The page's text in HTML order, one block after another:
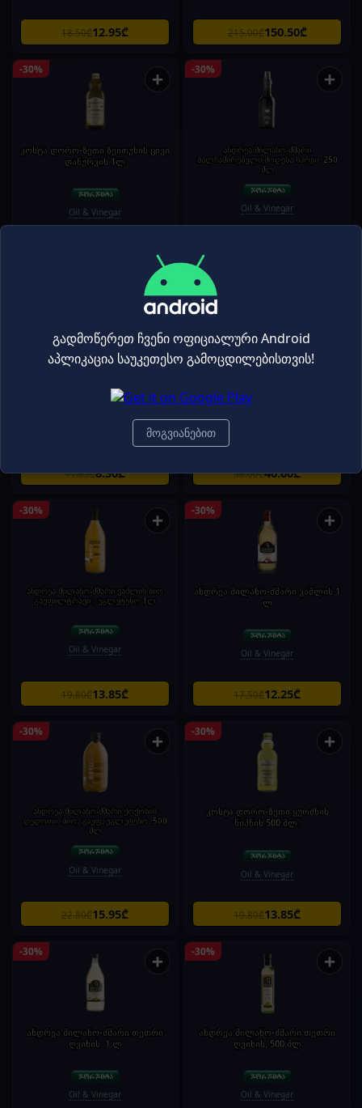
18.50₾12.95₾ 215.00₾150.50₾
-30% +
კოსტა დორო-ზეთი ზეითუნის ცივი
დაწურვის.1ლ
Oil & Vinegar
-30% +
ანდრეა მილანო-ძმარი
ბალზამირებული მოდენა სპრეი. 250
მლ
Oil & Vinegar
+
ანდრეა მილანო-ძმარი ბრინჯის
11.85₾8.30₾
-30%
იეს ორგანიკ-ზეითუნის ზეთი ბიო
58.00₾40.60₾
-30% +
ანდრეა მილანო-ძმარი ვაშლის ბიო
გაუფილტრავი , უგლუტენო 1ლ
Oil & Vinegar
19.80₾13.85₾
-30% +
ანდრეა მილანო-ძმარი ვაშლის 1
ლ
Oil & Vinegar
17.50₾12.25₾
-30% +
ანდრეა მილანო-ძმარი ქოქოსის
დედოთი. ბიო, გაუფ, უგლუტენო. 500
მლ
Oil & Vinegar
22.80₾15.95₾
-30% +
კოსტა დორო-ზეთი ყურძნის
წიპწის 500 მლ.
Oil & Vinegar
19.80₾13.85₾
-30% +
ანდრეა მილანო-ძმარი თეთრი
ღვინის. 1 ლ
Oil & Vinegar
-30% +
ანდრეა მილანო-ძმარი თეთრი
ღვინის, 500 მლ
Oil & Vinegar
გადმოწერეთ ჩვენი ოფიციალური Android
აპლიკაცია საუკეთესო გამოცდილებისთვის!
მოგვიანებით